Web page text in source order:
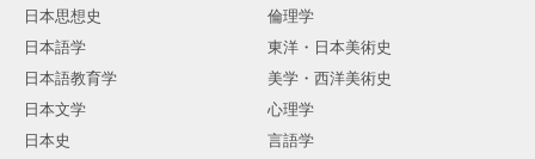
日本思想史
日本語学
日本語教育学
日本文学
日本史
倫理学
東洋・日本美術史
美学・西洋美術史
心理学
言語学